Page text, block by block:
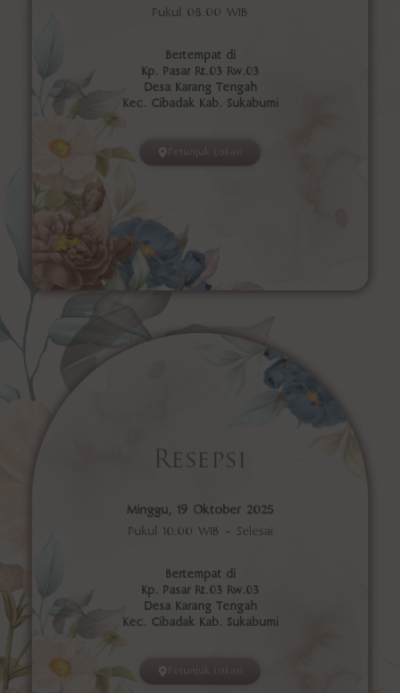
Pukul 08.00 WIB
Bertempat di
Kp. Pasar Rt.03 Rw.03
Desa Karang Tengah
Kec. Cibadak Kab. Sukabumi
Resepsi
Minggu, 19 Oktober 2025
Pukul 10.00 WIB - Selesai
Bertempat di
Kp. Pasar Rt.03 Rw.03
Desa Karang Tengah
Kec. Cibadak Kab. Sukabumi